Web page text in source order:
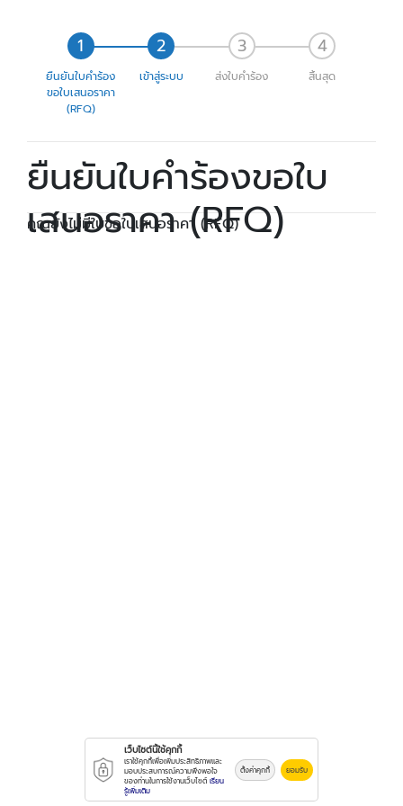
ยืนยันใบคำร้อง
ขอใบเสนอราคา
(RFQ)
เข้าสู่ระบบ ส่งใบคำร้อง สิ้นสุด
ยืนยันใบคำร้องขอใบ
เสนอราคา (RFQ)
คุณยังไม่มีใบขอใบเสนอราคา (RFQ)
เว็บไซต์นี้ใช้คุกกี้
เราใช้คุกกี้เพื่อเพิ่มประสิทธิภาพและ
มอบประสบการณ์ความพึงพอใจ
ของท่านในการใช้งานเว็บไซต์ เรียน
รู้เพิ่มเติม
ตั้งค่าคุกกี้ ยอมรับ